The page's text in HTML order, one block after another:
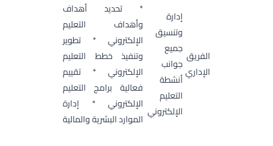
الفريق
الإداري
إدارة
وتنسيق
جميع
جوانب
أنشطة
التعليم
الإلكتروني
* تحديد أهداف
وأهداف التعليم
الإلكتروني * تطوير
وتنفيذ خطط التعليم
الإلكتروني * تقييم
فعالية برامج التعليم
الإلكتروني * إدارة
الموارد البشرية والمالية